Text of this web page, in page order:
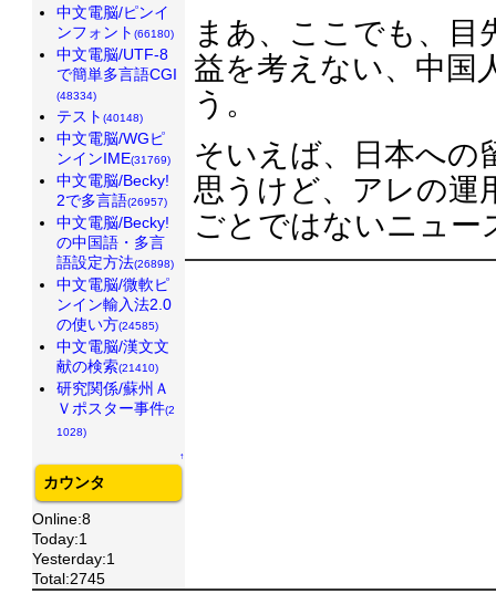
まあ、ここでも、目
益を考えない、中国
う。
そいえば、日本への
思うけど、アレの運
ごとではないニュー
中文電脳/ピンイ
ンフォント (66180)
中文電脳/UTF-8
で簡単多言語CGI
(48334)
テスト (40148)
中文電脳/WGピ
ンインIME(31769)
中文電脳/Becky!
2で多言語(26957)
中文電脳/Becky!
の中国語・多言
語設定方法(26898)
中文電脳/微軟ピ
ンイン輸入法2.0
の使い方(24585)
中文電脳/漢文文
献の検索(21410)
研究関係/蘇州Ａ
Ｖポスター事件(2
1028)
↑
カウンタ
Online:8
Today:1
Yesterday:1
Total:2745